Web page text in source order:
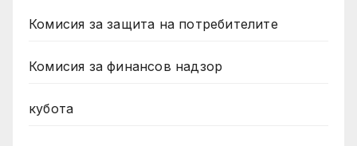
Комисия за защита на потребителите
Комисия за финансов надзор
кубота